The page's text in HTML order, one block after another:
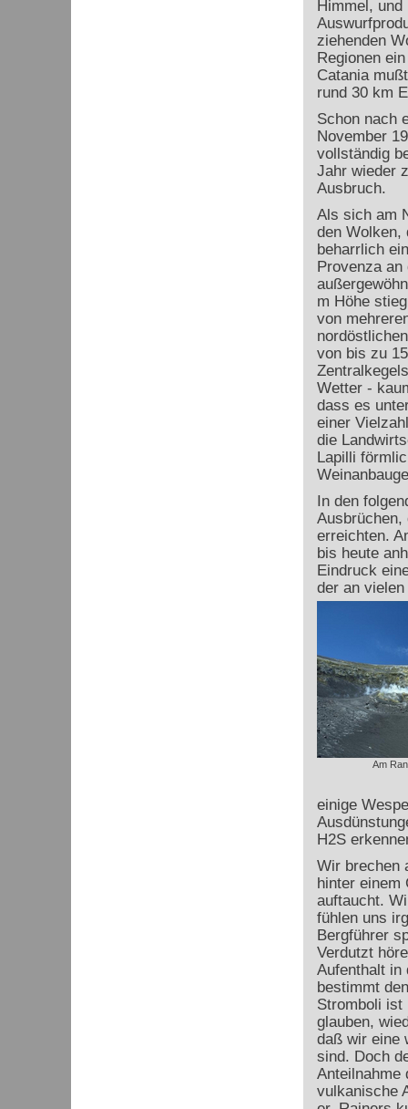
Himmel,
ziehenden
Regionen
Catania
rund 30 km
Schon nach
November
vollständig
Jahr wieder
Ausbruch.
Als sich am
den Wolken,
beharrlich
Provenza
m Höhe
von
von bis zu
Wetter -
dass es
einer
die
Lapilli
In den
Ausbrüchen,
erreichten.
bis heute
Eindruck
der an
Am
einige
H2S
Wir brechen
hinter einem
auftaucht.
fühlen uns
Bergführer
Verdutzt
Aufenthalt in
bestimmt
Stromboli ist
glauben,
daß wir eine
sind. Doch
Anteilnahme
vulkanische